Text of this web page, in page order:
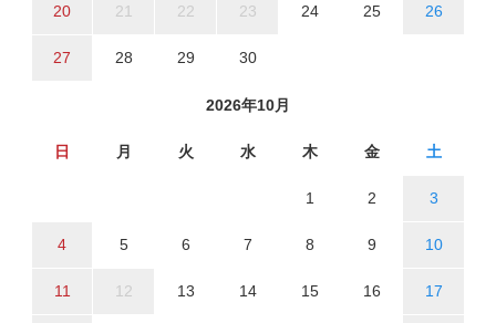
20 21 22 23 24 25 26
27 28 29 30
2026年10月
日 月 火 水 木 金 土
1 2 3
4 5 6 7 8 9 10
11 12 13 14 15 16 17